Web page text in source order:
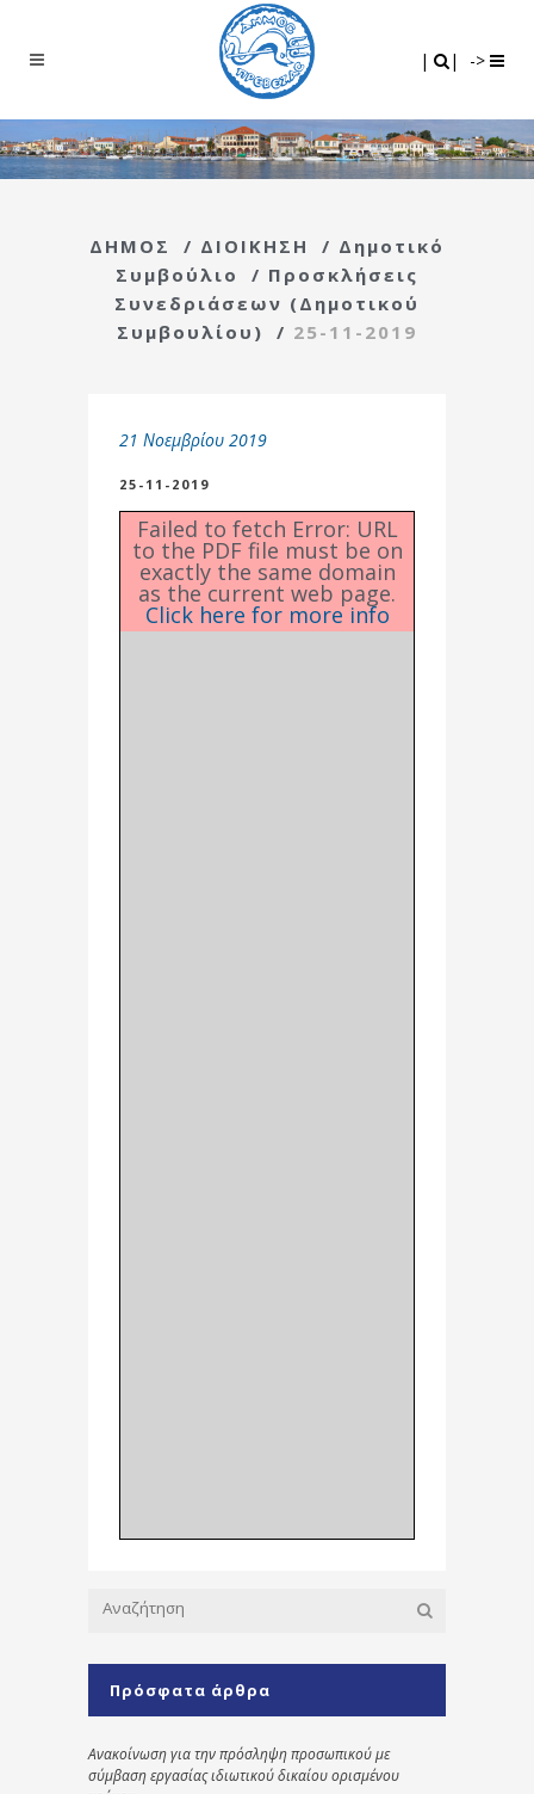
| | ->
ΔΗΜΟΣ / ΔΙΟΙΚΗΣΗ / Δημοτικό
Συμβούλιο
/ Προσκλήσεις
Συνεδριάσεων (Δημοτικού
Συμβουλίου)
/ 25-11-2019
21 Νοεμβρίου 2019
25-11-2019
Failed to fetch Error: URL
to the PDF file must be on
exactly the same domain
as the current web page.
Click here for more info
Πρόσφατα άρθρα
Ανακοίνωση για την πρόσληψη προσωπικού με
σύμβαση εργασίας ιδιωτικού δικαίου ορισμένου